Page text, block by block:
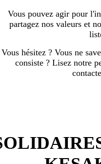
Vous pouvez agir pour
partagez nos valeurs et
Vous hésitez ? Vous ne
consiste ? Lisez notre